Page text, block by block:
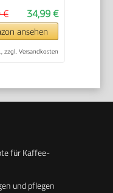
34,99 €
€
ansehen
zzgl. Versandkosten
für Kaffee-
und pflegen